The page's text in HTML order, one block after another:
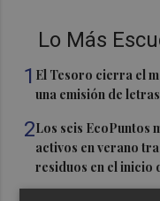
Lo Más
1 El Tesoro cierra el
una emisión de
2Los seis EcoPuntos
activos en verano
residuos en el inicio